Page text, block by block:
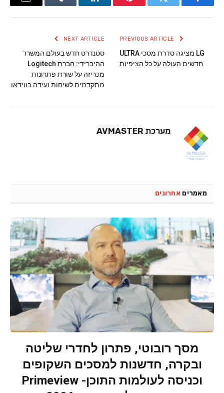
Facebook
Twitter
Pinterest
LinkedIn
Tumblr
Email
LG מציגה סדרת מסכי ULTRA
חדשים העולה על כל הציפיות
NEXT ARTICLE
סטנדרט חדש בעולם המשרד
ההיברידי: חברת Logitech
מכריזה על שורת פתרונות
מתקדמים לשיחות ועידה בווידאו
מערכת AVMASTER
מאמרים אחרונים
מסך רובוטי, פתרון לחדרי שליטה
ובקרה, חדשנות למסכים השקופים
וכניסה לעולמות התוכן- Primeview